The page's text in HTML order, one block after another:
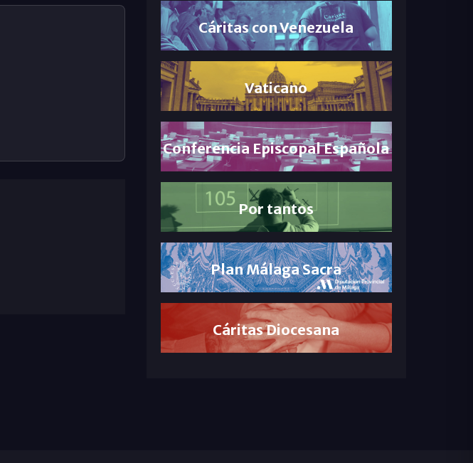
Cáritas con Venezuela
Vaticano
Conferencia Episcopal Española
Por tantos
Plan Málaga Sacra
Cáritas Diocesana